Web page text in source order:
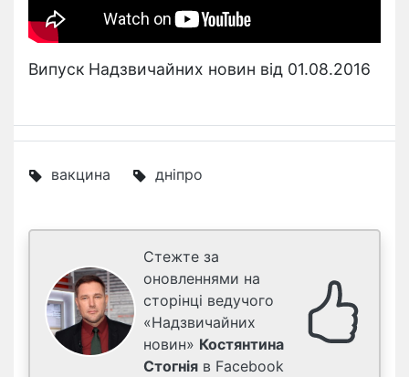
Випуск Надзвичайних новин від 01.08.2016
вакцина дніпро
Стежте за
оновленнями на
сторінці ведучого
«Надзвичайних
новин» Костянтина
Стогнія в Facebook